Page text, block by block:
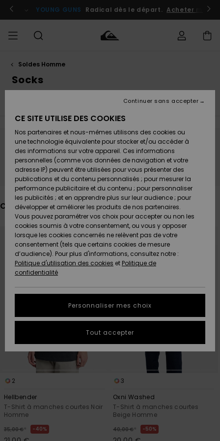
de
grille
des
produits
Se connecter / s'inscrire
YOUNG GUNS Radical dès le départ. Acheter
HOMME
Chaussures
& Tongs
Surf
Snow
Nouveautés
A
Découvrir
Chaussures
& Tongs
Surf
Snow
Nouveautés
A
Découvrir
FEMME
A
Découvrir
Snow
SURF
Surf
Shop
Enfant
Highlights
Communauté
SNOW
Snow
Shop
Enfant
Snow
Shop
Femme
A
Découvrir
Communauté
OUTLET
Enfant
Outlet
Femme
AIDE &
CONTACT
Retours
Paiement
Carte
Cadeau
Quiksilver
Freedom
Protection
des
tailles
conversation
pour
question.
MAGASINS
QUIKSILVER
Soldes Homme
Socks
Boardshorts Shorts Chemises
Ne partez pas trop loin, nos produits seront
bientôt de retour
Ces produits pourraient vous plaire
Passer
critères
filtrage
recherche
2
Hellbender
T-Shirt à manches courtes Noir
Homme
35,00 € * 40%
3
Oxni Washed
T-Shirt à manches courtes
Beige Homme
40,00 € * 50%
CE SITE UTILISE DES COOKIES
Nos partenaires et nous-mêmes utilisons des cookies ou
une technologie équivalente pour stocker et/ou accéder à
des informations sur votre appareil. Ces informations
personnelles (comme vos données de navigation et votre
adresse IP) peuvent être utilisées pour vous présenter des
publications et du contenu personnalisés ; pour mesurer la
performance publicitaire et du contenu ; pour personnaliser
les publicités ; et en apprendre plus sur leur audience ; pour
développer et améliorer les produits de nos partenaires.
Vous pouvez paramétrer vos choix pour accepter ou non les
cookies soumis à votre consentement, ou vous y opposer
lorsque les cookies concernés ne relèvent pas de votre
consentement (tels que certains cookies de mesure
d’audience). Pour plus d'informations, consultez notre :
Politique d'utilisation des cookies et Politique de
confidentialité
Personnaliser mes choix
Continuer sans accepter
Tout accepter